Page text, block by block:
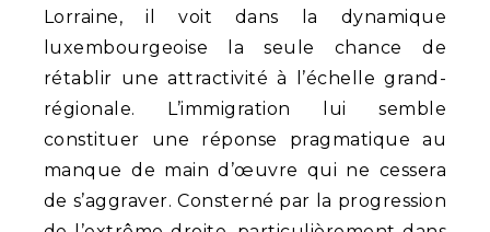
Lorraine, il voit dans la dynamique
luxembourgeoise la seule chance de
rétablir une attractivité à l’échelle grand-
régionale. L’immigration lui semble
constituer une réponse pragmatique au
manque de main d’œuvre qui ne cessera
de s’aggraver. Consterné par la progression